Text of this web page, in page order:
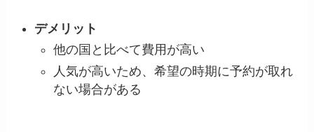
デメリット
他の国と比べて費用が高い
人気が高いため、希望の時期に予約が取れ
ない場合がある